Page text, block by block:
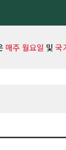
매주 월요일 및국